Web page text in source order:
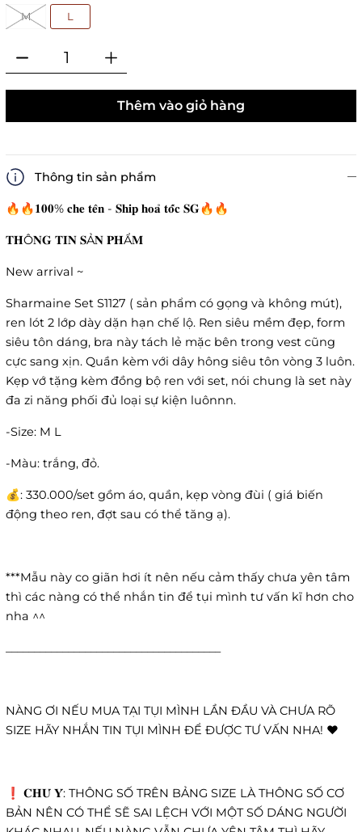
M L
Thêm vào giỏ hàng
Thông tin sản phẩm
🔥🔥𝟏𝟎𝟎% 𝐜𝐡𝐞 𝐭𝐞̂𝐧 - 𝐒𝐡𝐢𝐩 𝐡𝐨𝐚̉ 𝐭𝐨̂́𝐜 𝐒𝐆🔥🔥
𝐓𝐇Ô𝐍𝐆 𝐓𝐈𝐍 𝐒Ả𝐍 𝐏𝐇Ẩ𝐌
New arrival ~
Sharmaine Set S1127 ( sản phẩm có gọng và không mút),
ren lót 2 lớp dày dặn hạn chế lộ. Ren siêu mềm đẹp, form
siêu tôn dáng, bra này tách lẻ mặc bên trong vest cũng
cực sang xịn. Quần kèm với dây hông siêu tôn vòng 3 luôn.
Kẹp vớ tặng kèm đồng bộ ren với set, nói chung là set này
đa zi năng phối đủ loại sự kiện luônnn.
-Size: M L
-Màu: trắng, đỏ.
💰: 330.000/set gồm áo, quần, kẹp vòng đùi ( giá biến
động theo ren, đợt sau có thể tăng ạ).
***Mẫu này co giãn hơi ít nên nếu cảm thấy chưa yên tâm
thì các nàng có thể nhắn tin để tụi mình tư vấn kĩ hơn cho
nha ^^
NÀNG ƠI NẾU MUA TẠI TỤI MÌNH LẦN ĐẦU VÀ CHƯA RÕ
SIZE HÃY NHẮN TIN TỤI MÌNH ĐỂ ĐƯỢC TƯ VẤN NHA! ❤️
❗️ 𝐂𝐇𝐔́ 𝐘́: THÔNG SỐ TRÊN BẢNG SIZE LÀ THÔNG SỐ CƠ
BẢN NÊN CÓ THỂ SẼ SAI LỆCH VỚI MỘT SỐ DÁNG NGƯỜI